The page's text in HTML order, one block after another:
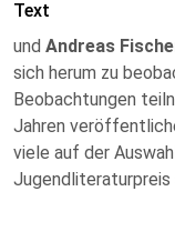
Text
und Andreas
sich herum zu
Beobachtungen
Jahren
viele auf der
Jugendliteraturpreis